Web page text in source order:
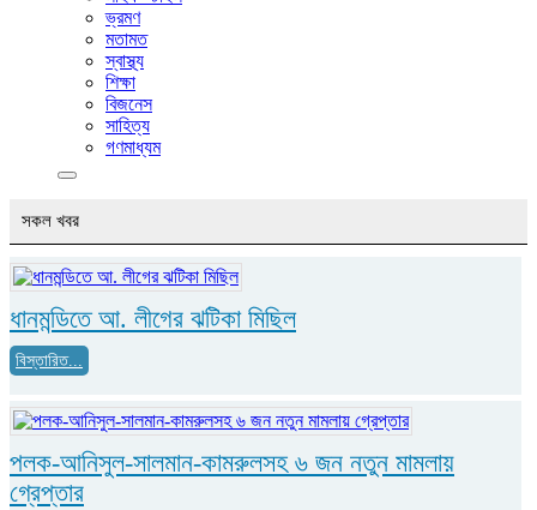
ভ্রমণ
মতামত
স্বাস্থ্য
শিক্ষা
বিজনেস
সাহিত্য
গণমাধ্যম
সকল খবর
ধানমন্ডিতে আ. লীগের ঝটিকা মিছিল
বিস্তারিত...
পলক-আনিসুল-সালমান-কামরুলসহ ৬ জন নতুন মামলায়
গ্রেপ্তার